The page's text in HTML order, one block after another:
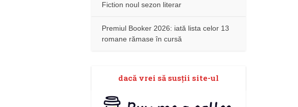
Fiction noul sezon literar
Premiul Booker 2026: iată lista celor 13
romane rămase în cursă
dacă vrei să susţii site-ul